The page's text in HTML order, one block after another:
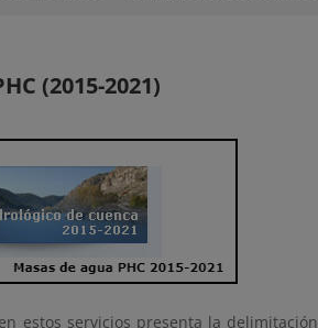
(2015-2021)
estos servicios presenta la delimitación